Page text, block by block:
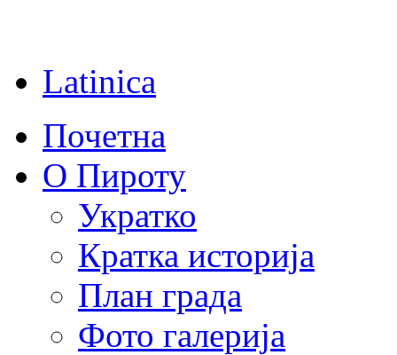
Latinica
Почетна
О Пироту
Укратко
Кратка историја
План града
Фото галерија